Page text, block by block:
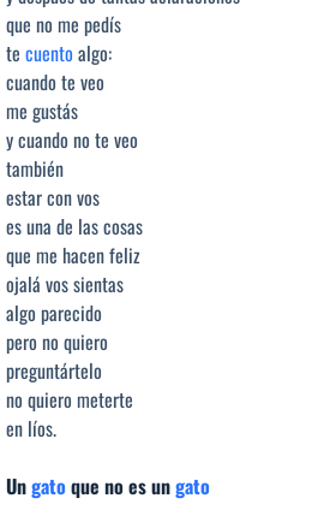
que no me pedís
te cuento algo:
cuando te veo
me gustás
y cuando no te veo
también
estar con vos
es una de las cosas
que me hacen feliz
ojalá vos sientas
algo parecido
pero no quiero
preguntártelo
no quiero meterte
en líos.
Ungatoque no es ungato